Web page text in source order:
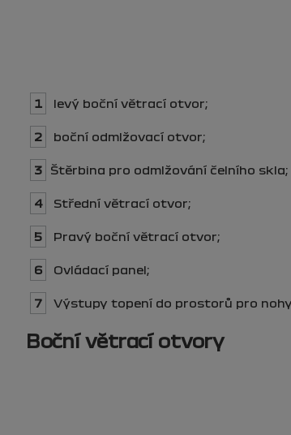
1 levý boční větrací otvor;
2 boční odmlžovací otvor;
3 Štěrbina pro odmlžování čelního skla;
4 Střední větrací otvor;
5 Pravý boční větrací otvor;
6 Ovládací panel;
7 Výstupy topení do prostorů pro nohy
Boční větrací otvory